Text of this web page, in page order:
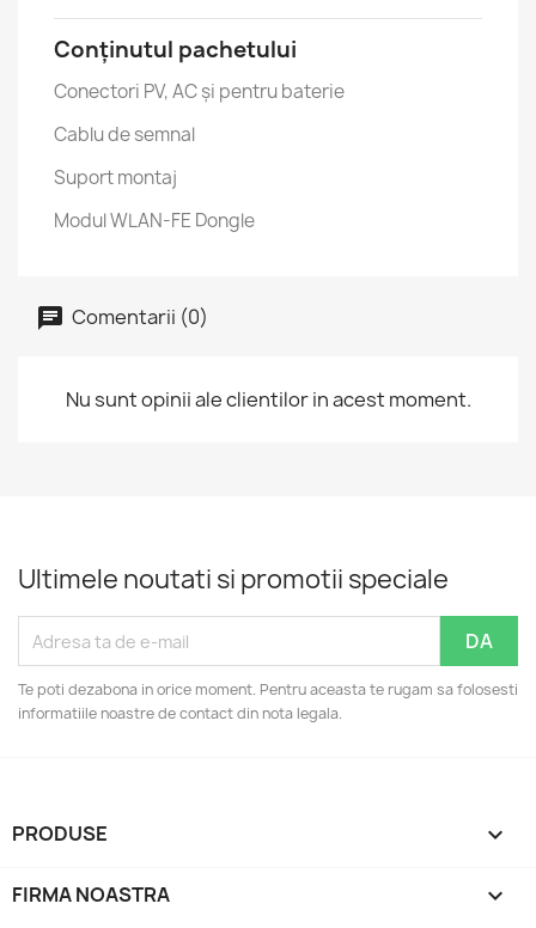
Conținutul pachetului
Conectori PV, AC și pentru baterie
Cablu de semnal
Suport montaj
Modul WLAN-FE Dongle
Comentarii (0)
Nu sunt opinii ale clientilor in acest moment.
Ultimele noutati si promotii speciale
Te poti dezabona in orice moment. Pentru aceasta te rugam sa folosesti
informatiile noastre de contact din nota legala.
PRODUSE 
FIRMA NOASTRA 